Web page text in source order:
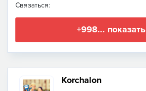
Связаться:
+998... показать
Korchalon